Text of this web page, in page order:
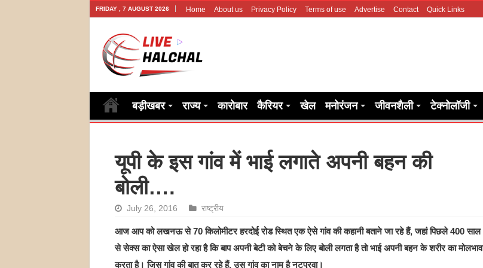
FRIDAY , 7 AUGUST 2026 Home About us Privacy Policy Terms of use Advertise Contact Quick Links
बड़ीखबर राज्य कारोबार कैरियर खेल मनोरंजन जीवनशैली टेक्नोलॉजी
यूपी के इस गांव में भाई लगाते अपनी बहन की
बोली….
July 26, 2016 राष्ट्रीय
आज आप को लखनऊ से 70 किलोमीटर हरदोई रोड स्थित एक ऐसे गांव की कहानी बताने जा रहे हैं, जहां पिछले 400 साल
से सेक्स का ऐसा खेल हो रहा है कि बाप अपनी बेटी को बेचने के लिए बोली लगता है तो भाई अपनी बहन के शरीर का मोलभाव
करता है। जिस गांव की बात कर रहे हैं, उस गांव का नाम है नटपुरवा।